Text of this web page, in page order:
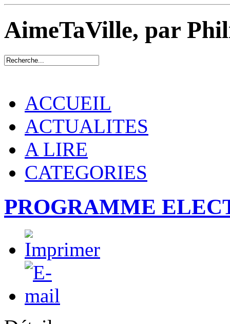
AimeTaVille, par
ACCUEIL
ACTUALITES
A LIRE
CATEGORIES
PROGRAMME